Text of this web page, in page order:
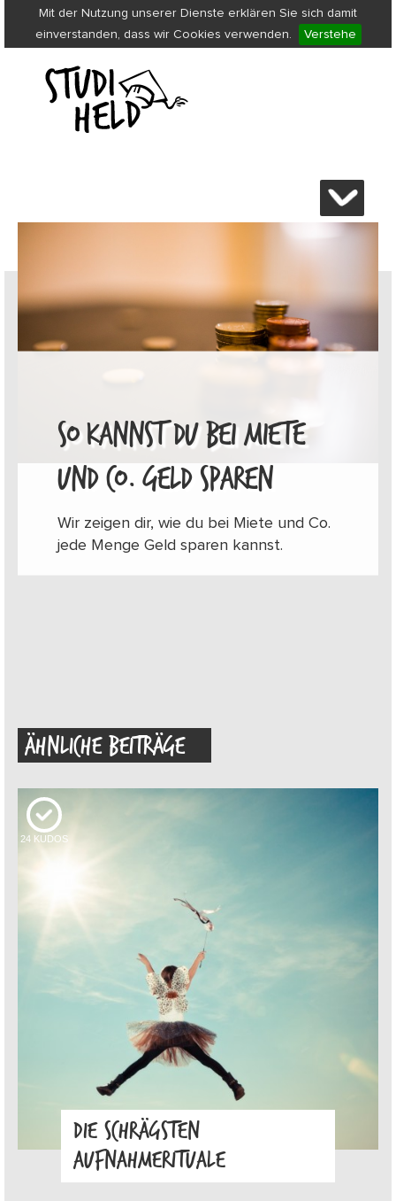
Mit der Nutzung unserer Dienste erklären Sie sich damit
einverstanden, dass wir Cookies verwenden.
Verstehe
SO KANNST DU BEI MIETE
UND CO. GELD SPAREN
Wir zeigen dir, wie du bei Miete und Co.
jede Menge Geld sparen kannst.
ÄHNLICHE BEITRÄGE
24 KUDOS
DIE SCHRÄGSTEN
AUFNAHMERITUALE